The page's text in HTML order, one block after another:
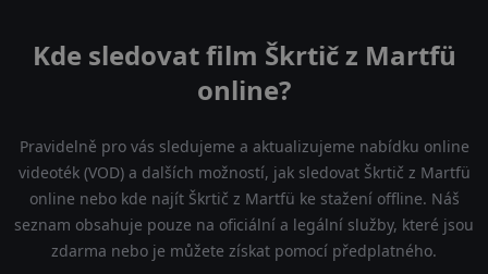
Kde sledovat film Škrtič z Martfü
online?
Pravidelně pro vás sledujeme a aktualizujeme nabídku online
videoték (VOD) a dalších možností, jak sledovat Škrtič z Martfü
online nebo kde najít Škrtič z Martfü ke stažení offline. Náš
seznam obsahuje pouze na oficiální a legální služby, které jsou
zdarma nebo je můžete získat pomocí předplatného.